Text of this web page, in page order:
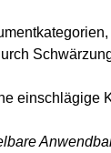
einschlägige